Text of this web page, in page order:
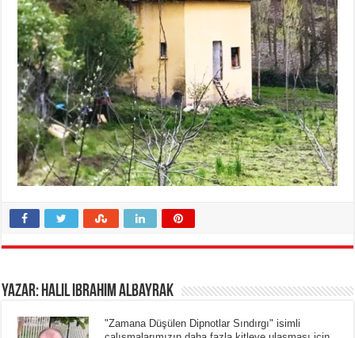
Yazar: Halil Ibrahim Albayrak
"Zamana Düşülen Dipnotlar Sındırgı" isimli